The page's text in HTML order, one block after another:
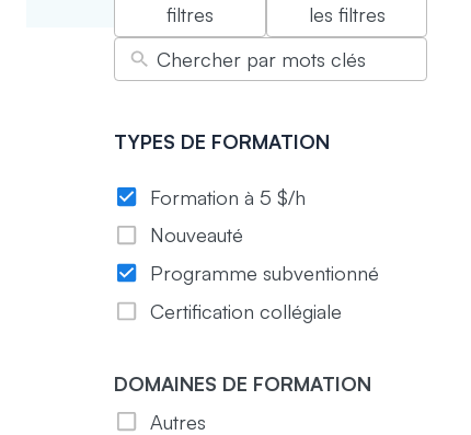
filtres
les filtres
TYPES DE FORMATION
Formation à 5 $/h
Nouveauté
Programme subventionné
Certification collégiale
DOMAINES DE FORMATION
Autres